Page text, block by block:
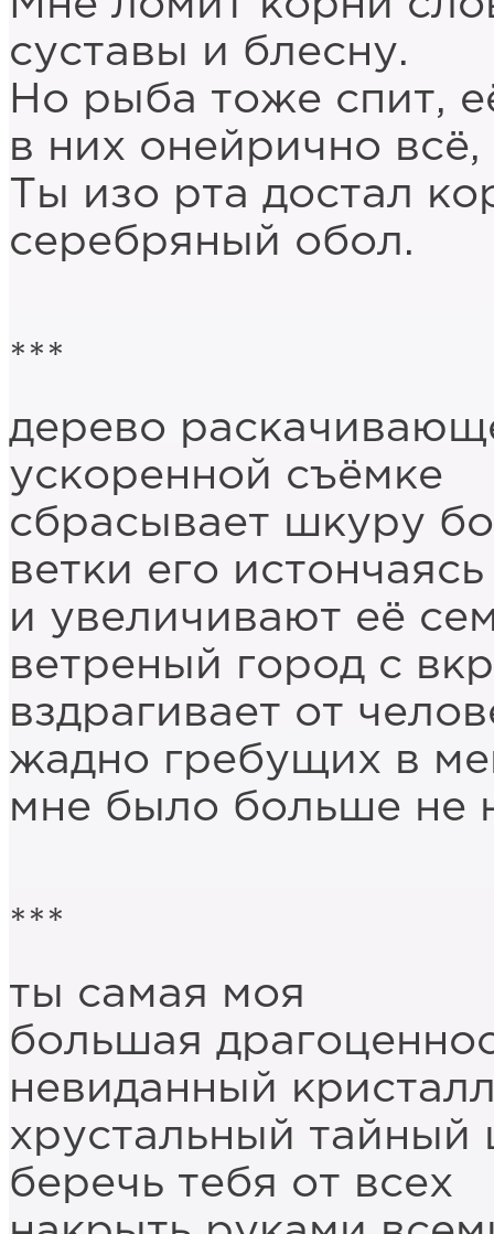
суставы и блесну.
Но рыба тоже спит,
в них онейрично
Ты изо рта достал
серебряный обол.
***
дерево
ускоренной съёмке
сбрасывает шкуру
ветки его
и увеличивают её
ветреный город с
вздрагивает от
жадно гребущих в
мне было больше не
***
ты самая моя
большая
невиданный
хрустальный тайный
беречь тебя от всех